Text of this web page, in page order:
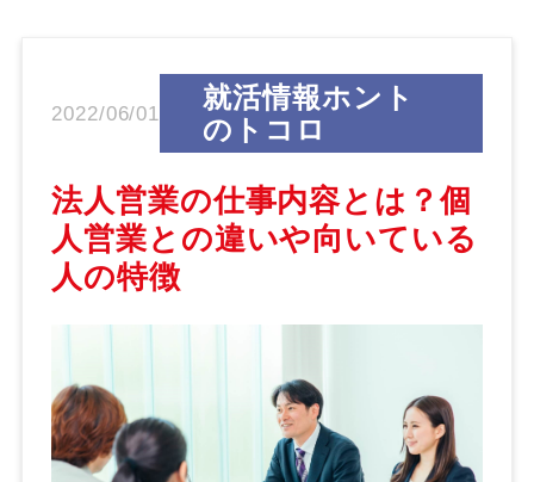
2022/06/01
就活情報ホント
のトコロ
法人営業の仕事内容とは？個
人営業との違いや向いている
人の特徴